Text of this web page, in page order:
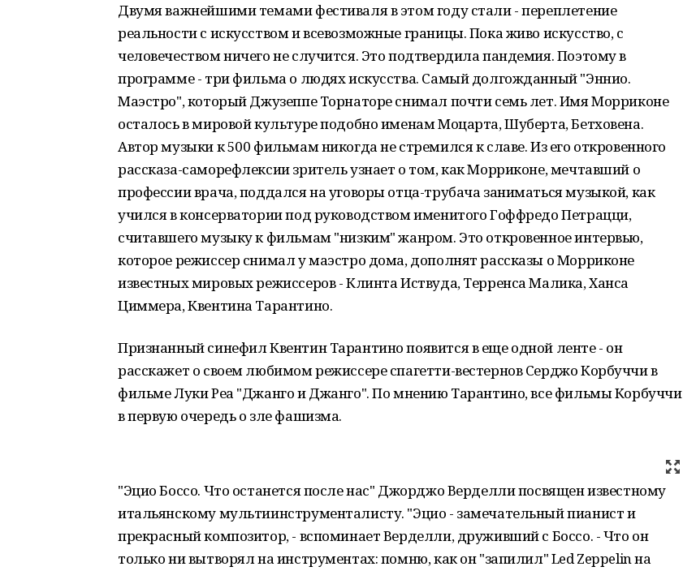
Двумя важнейшими темами фестиваля в этом году стали - переплетение
реальности с искусством и всевозможные границы. Пока живо искусство, с
человечеством ничего не случится. Это подтвердила пандемия. Поэтому в
программе - три фильма о людях искусства. Самый долгожданный "Эннио.
Маэстро", который Джузеппе Торнаторе снимал почти семь лет. Имя Морриконе
осталось в мировой культуре подобно именам Моцарта, Шуберта, Бетховена.
Автор музыки к 500 фильмам никогда не стремился к славе. Из его откровенного
рассказа-саморефлексии зритель узнает о том, как Морриконе, мечтавший о
профессии врача, поддался на уговоры отца-трубача заниматься музыкой, как
учился в консерватории под руководством именитого Гоффредо Петрацци,
считавшего музыку к фильмам "низким" жанром. Это откровенное интервью,
которое режиссер снимал у маэстро дома, дополнят рассказы о Морриконе
известных мировых режиссеров - Клинта Иствуда, Терренса Малика, Ханса
Циммера, Квентина Тарантино.
Признанный синефил Квентин Тарантино появится в еще одной ленте - он
расскажет о своем любимом режиссере спагетти-вестернов Серджо Корбуччи в
фильме Луки Реа "Джанго и Джанго". По мнению Тарантино, все фильмы Корбуччи
в первую очередь о зле фашизма.
"Эцио Боссо. Что останется после нас" Джорджо Верделли посвящен известному
итальянскому мультиинструменталисту. "Эцио - замечательный пианист и
прекрасный композитор, - вспоминает Верделли, друживший с Боссо. - Что он
только ни вытворял на инструментах: помню, как он "запилил" Led Zeppelin на